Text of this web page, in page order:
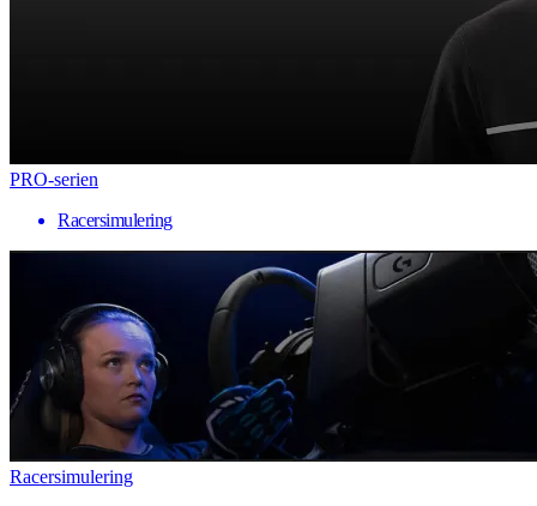
PRO-serien
Racersimulering
Racersimulering